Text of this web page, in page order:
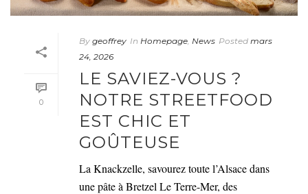
0
By geoffrey In Homepage News Posted mars
24, 2026
LE SAVIEZ-VOUS ?
NOTRE STREETFOOD
EST CHIC ET
GOÛTEUSE
La Knackzelle, savourez toute l’Alsace dans
une pâte à Bretzel Le Terre-Mer, des